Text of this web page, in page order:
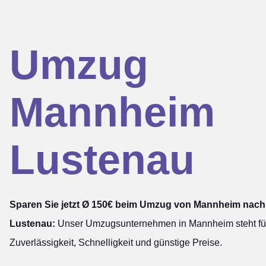
Umzug
Mannheim
Lustenau
Sparen Sie jetzt Ø 150€ beim Umzug von Mannheim nach
Lustenau: Unser Umzugsunternehmen in Mannheim steht
Zuverlässigkeit, Schnelligkeit und günstige Preise.